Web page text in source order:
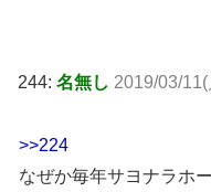
244: 名無し 2019/03/
>>224
なぜか毎年サヨナラホ